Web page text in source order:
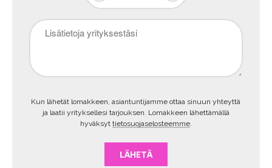
Lisätietoja
yrityksestäsi
Kun lähetät lomakkeen, asiantuntijamme ottaa sinuun yhteyttä
ja laatii yrityksellesi tarjouksen. Lomakkeen lähettämällä
hyväksyt tietosuojaselosteemme.
LÄHETÄ